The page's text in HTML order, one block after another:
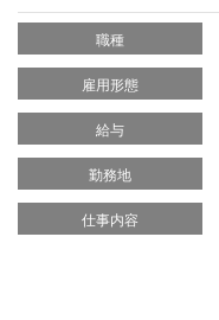
職種
雇用形態
給与
勤務地
仕事内容